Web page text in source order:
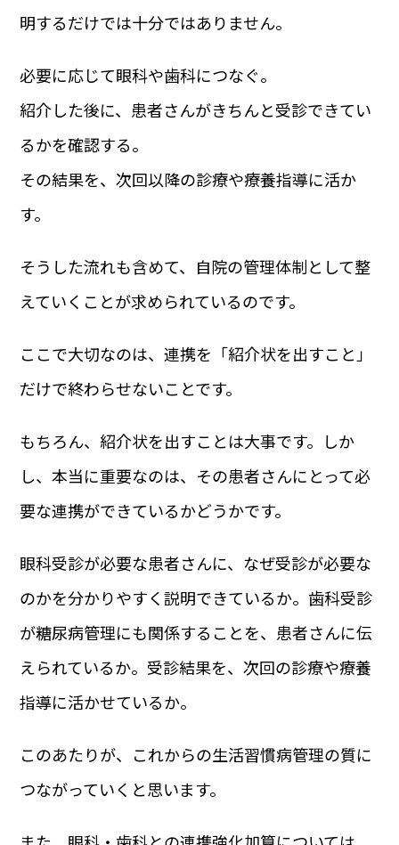
明するだけでは十分ではありません。
必要に応じて眼科や歯科につなぐ。
紹介した後に、患者さんがきちんと受診できてい
るかを確認する。
その結果を、次回以降の診療や療養指導に活か
す。
そうした流れも含めて、自院の管理体制として整
えていくことが求められているのです。
ここで大切なのは、連携を「紹介状を出すこと」
だけで終わらせないことです。
もちろん、紹介状を出すことは大事です。しか
し、本当に重要なのは、その患者さんにとって必
要な連携ができているかどうかです。
眼科受診が必要な患者さんに、なぜ受診が必要な
のかを分かりやすく説明できているか。歯科受診
が糖尿病管理にも関係することを、患者さんに伝
えられているか。受診結果を、次回の診療や療養
指導に活かせているか。
このあたりが、これからの生活習慣病管理の質に
つながっていくと思います。